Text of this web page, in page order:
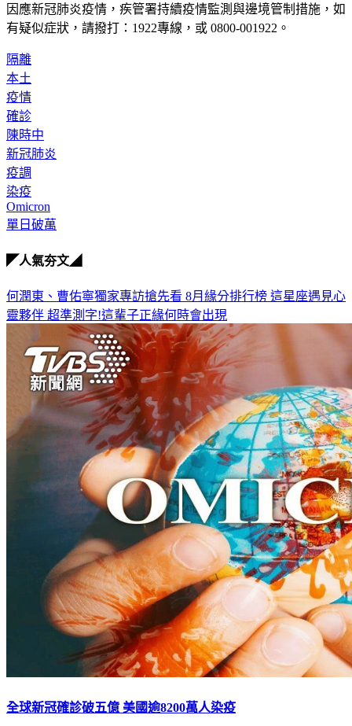
因應新冠肺炎疫情，疾管署持續疫情監測與邊境管制措施， 如
有疑似症狀，請撥打：1922專線，或 0800-001922。
隔離
本土
疫情
確診
陳時中
新冠肺炎
疫調
染疫
Omicron
單日破萬
◤人氣夯文◢
何潤東、曹佑寧獨家專訪搶先看 8月緣分排行榜 這星座遇見心
靈夥伴 超準測字!這輩子正緣何時會出現
全球新冠確診破五億 美國逾8200萬人染疫